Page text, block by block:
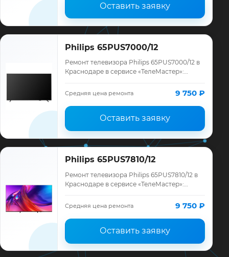
Оставить заявку
Philips 65PUS7000/12
Ремонт телевизора Philips 65PUS7000/12 в
Краснодаре в сервисе «ТелеМастер»:
ремонта, запчасти и гарантия до 12
Средняя цена ремонта 9 750 ₽
Оставить заявку
Philips 65PUS7810/12
Ремонт телевизора Philips 65PUS7810/12 в
Краснодаре в сервисе «ТелеМастер»:
ремонта, запчасти и гарантия до 12
месяце…
Средняя цена ремонта 9 750 ₽
Оставить заявку